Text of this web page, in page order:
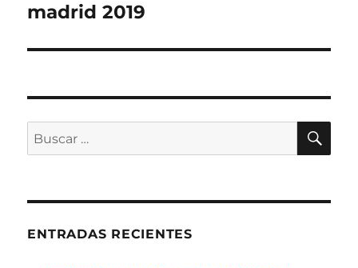
siguiente:
madrid 2019
Buscar
por:
ENTRADAS RECIENTES